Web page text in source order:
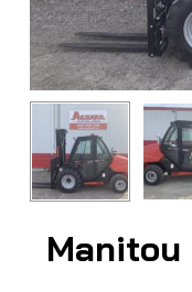
Manitou